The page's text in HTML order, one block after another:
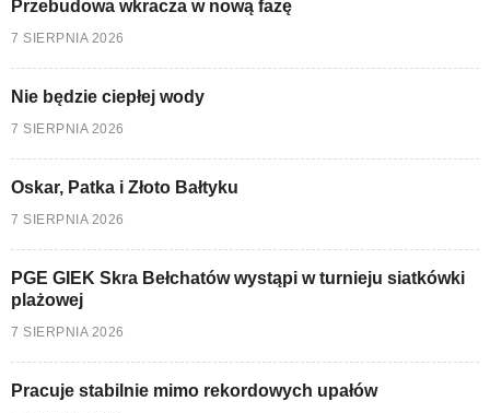
Przebudowa wkracza w nową fazę
7 SIERPNIA 2026
Nie będzie ciepłej wody
7 SIERPNIA 2026
Oskar, Patka i Złoto Bałtyku
7 SIERPNIA 2026
PGE GIEK Skra Bełchatów wystąpi w turnieju siatkówki
plażowej
7 SIERPNIA 2026
Pracuje stabilnie mimo rekordowych upałów